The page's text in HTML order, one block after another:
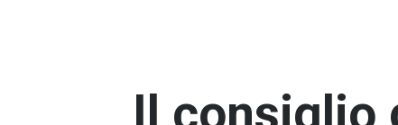
Il consiglio